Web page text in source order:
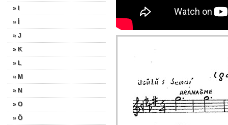
» I
» İ
» J
» K
» L
» M
» N
» O
» Ö